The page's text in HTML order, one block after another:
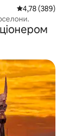
Середня
4,78 (389)